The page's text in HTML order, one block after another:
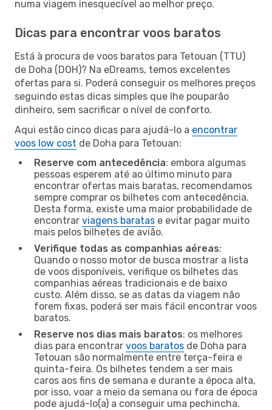
numa viagem inesquecível ao melhor preço.
Dicas para encontrar voos baratos
Está à procura de voos baratos para Tetouan (TTU)
de Doha (DOH)? Na eDreams, temos excelentes
ofertas para si. Poderá conseguir os melhores preços
seguindo estas dicas simples que lhe pouparão
dinheiro, sem sacrificar o nível de conforto.
Aqui estão cinco dicas para ajudá-lo a encontrar
voos low cost de Doha para Tetouan:
Reserve com antecedência: embora algumas
pessoas esperem até ao último minuto para
encontrar ofertas mais baratas, recomendamos
sempre comprar os bilhetes com antecedência.
Desta forma, existe uma maior probabilidade de
encontrar viagens baratas e evitar pagar muito
mais pelos bilhetes de avião.
Verifique todas as companhias aéreas:
Quando o nosso motor de busca mostrar a lista
de voos disponíveis, verifique os bilhetes das
companhias aéreas tradicionais e de baixo
custo. Além disso, se as datas da viagem não
forem fixas, poderá ser mais fácil encontrar voos
baratos.
Reserve nos dias mais baratos: os melhores
dias para encontrar voos baratos de Doha para
Tetouan são normalmente entre terça-feira e
quinta-feira. Os bilhetes tendem a ser mais
caros aos fins de semana e durante a época alta,
por isso, voar a meio da semana ou fora de época
pode ajudá-lo(a) a conseguir uma pechincha.